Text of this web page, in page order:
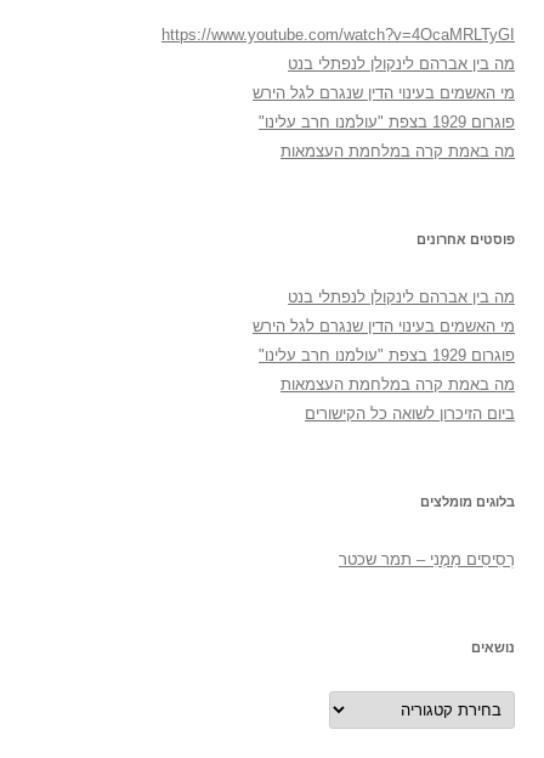
https://www.youtube.com/watch?v=4OcaMRLTyGI
מה בין אברהם לינקולן לנפתלי בנט
מי האשמים בעינוי הדין שנגרם לגל הירש
פוגרום 1929 בצפת "עולמנו חרב עלינו"
מה באמת קרה במלחמת העצמאות
פוסטים אחרונים
מה בין אברהם לינקולן לנפתלי בנט
מי האשמים בעינוי הדין שנגרם לגל הירש
פוגרום 1929 בצפת "עולמנו חרב עלינו"
מה באמת קרה במלחמת העצמאות
ביום הזיכרון לשואה כל הקישורים
בלוגים מומלצים
רְסִיסִים מִמֶנִי – תמר שכטר
נושאים
נושאים